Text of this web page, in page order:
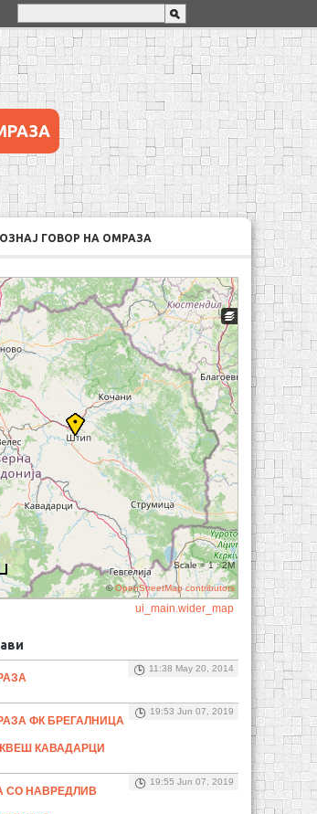
ГОВОР НА ОМРАЗА
Scale = 1 : 2M
©OpenStreetMap contributors
ui_main.wider_map
11:38 May 20, 2014
ФК БРЕГАЛНИЦА
КАВАДАРЦИ
19:53 Jun 07, 2019
СО НАВРЕДЛИВ
19:55 Jun 07, 2019